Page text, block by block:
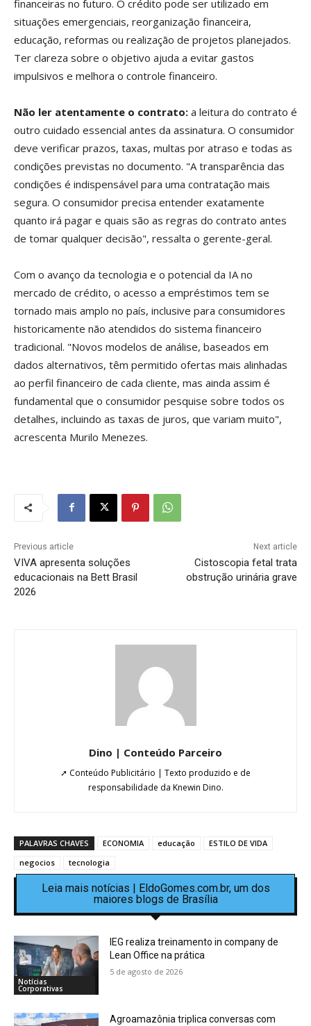
financeiras no futuro. O crédito pode ser utilizado em
situações emergenciais, reorganização financeira,
educação, reformas ou realização de projetos planejados.
Ter clareza sobre o objetivo ajuda a evitar gastos
impulsivos e melhora o controle financeiro.
Não ler atentamente o contrato: a leitura do contrato é
outro cuidado essencial antes da assinatura. O consumidor
deve verificar prazos, taxas, multas por atraso e todas as
condições previstas no documento. "A transparência das
condições é indispensável para uma contratação mais
segura. O consumidor precisa entender exatamente
quanto irá pagar e quais são as regras do contrato antes
de tomar qualquer decisão", ressalta o gerente-geral.
Com o avanço da tecnologia e o potencial da IA no
mercado de crédito, o acesso a empréstimos tem se
tornado mais amplo no país, inclusive para consumidores
historicamente não atendidos do sistema financeiro
tradicional. "Novos modelos de análise, baseados em
dados alternativos, têm permitido ofertas mais alinhadas
ao perfil financeiro de cada cliente, mas ainda assim é
fundamental que o consumidor pesquise sobre todos os
detalhes, incluindo as taxas de juros, que variam muito",
acrescenta Murilo Menezes.
Previous article
VIVA apresenta soluções
educacionais na Bett Brasil
2026
Next article
Cistoscopia fetal trata
obstrução urinária grave
Dino | Conteúdo Parceiro
➚ Conteúdo Publicitário | Texto produzido e de
responsabilidade da Knewin Dino.
PALAVRAS CHAVES ECONOMIA educação
ESTILO DE VIDA
negocios
tecnologia
Leia mais notícias | EldoGomes.com.br, um dos
maiores blogs de Brasília
Notícias
Corporativas
IEG realiza treinamento in company de
Lean Office na prática
5 de agosto de 2026
Agroamazônia triplica conversas com